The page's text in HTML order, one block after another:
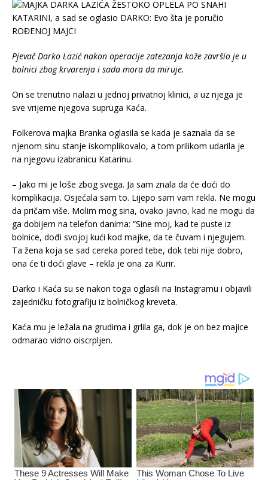
Pjevač Darko Lazić nakon operacije zatezanja kože završio je u
bolnici zbog krvarenja i sada mora da miruje.
On se trenutno nalazi u jednoj privatnoj klinici, a uz njega je
sve vrijeme njegova supruga Kaća.
Folkerova majka Branka oglasila se kada je saznala da se
njenom sinu stanje iskomplikovalo, a tom prilikom udarila je
na njegovu izabranicu Katarinu.
– Jako mi je loše zbog svega. Ja sam znala da će doći do
komplikacija. Osjećala sam to. Lijepo sam vam rekla. Ne mogu
da pričam više. Molim mog sina, ovako javno, kad ne mogu da
ga dobijem na telefon danima: “Sine moj, kad te puste iz
bolnice, dođi svojoj kući kod majke, da te čuvam i njegujem.
Ta žena koja se sad cereka pored tebe, dok tebi nije dobro,
ona će ti doći glave – rekla je ona za Kurir.
Darko i Kaća su se nakon toga oglasili na Instagramu i objavili
zajedničku fotografiju iz bolničkog kreveta.
Kaća mu je ležala na grudima i grlila ga, dok je on bez majice
odmarao vidno oiscrpljen.